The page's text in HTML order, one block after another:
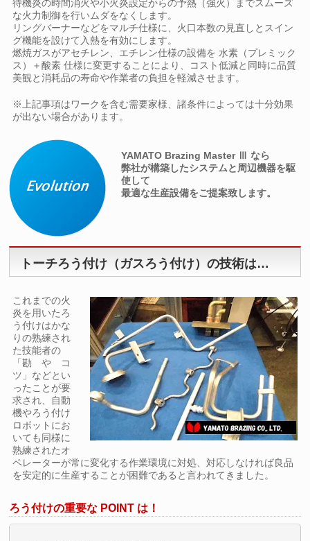
待機炎の時間消火や小火炎設定からの予熱（強火）までスムーズ
な火力制御を行いムダをなくします。
リングバーナーなどをマルチ仕様に、火口本数の見直しとスイン
グ機能を設けて入熱を有効にします。
燃焼ガスがアセチレン、エチレン仕様の設備を 水素（プレミック
ス）＋酸素 仕様に変更することにより、コスト低減と同時に品質
美観と消耗品の寿命や作業者の負担を軽減させます。
※上記事項はワークを含む需要家様、諸条件によっては十分効果
が出ない場合があります。
YAMATO Brazing Master Ⅲ なら
弊社が構築したシステムと周辺機器を駆
使して
最適な生産設備をご提案致します。
トーチろう付け（ガスろう付け）の技術は…
これまでの火
炎を用いたろ
う付けはかな
りの熟練され
た技能者の
「勘 や コ
ツ」などとい
ったことが要
求され、自動
機やろう付け
ロボットにお
いても同様に
熟練されたオ
ペレーターが常に変化する作業環境に対処、対応しなければ良品
を安定的に生産することが困難であると言われてきました。
ろう付けの重要な POINT は！